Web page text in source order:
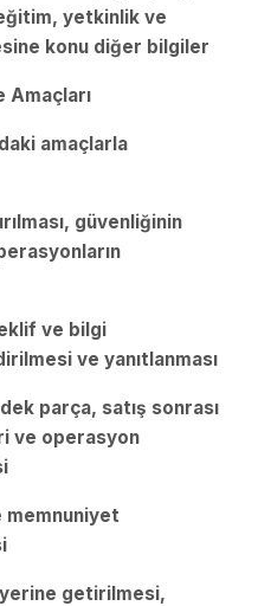
yetkinlik ve
konu diğer bilgiler
Amaçları
amaçlarla
güvenliğinin
ve bilgi
ve yanıtlanması
parça, satış sonrası
ve operasyon
memnuniyet
getirilmesi,